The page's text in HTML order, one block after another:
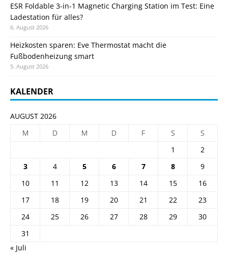
ESR Foldable 3-in-1 Magnetic Charging Station im Test: Eine
Ladestation für alles?
6. August 2026
Heizkosten sparen: Eve Thermostat macht die
Fußbodenheizung smart
5. August 2026
KALENDER
AUGUST 2026
M
D M D F S
S
1
2
3
4 5 6 7 8
9
10
11 12 13 14 15
16
17
18 19 20 21 22
23
24
25 26 27 28 29
30
31
« Juli